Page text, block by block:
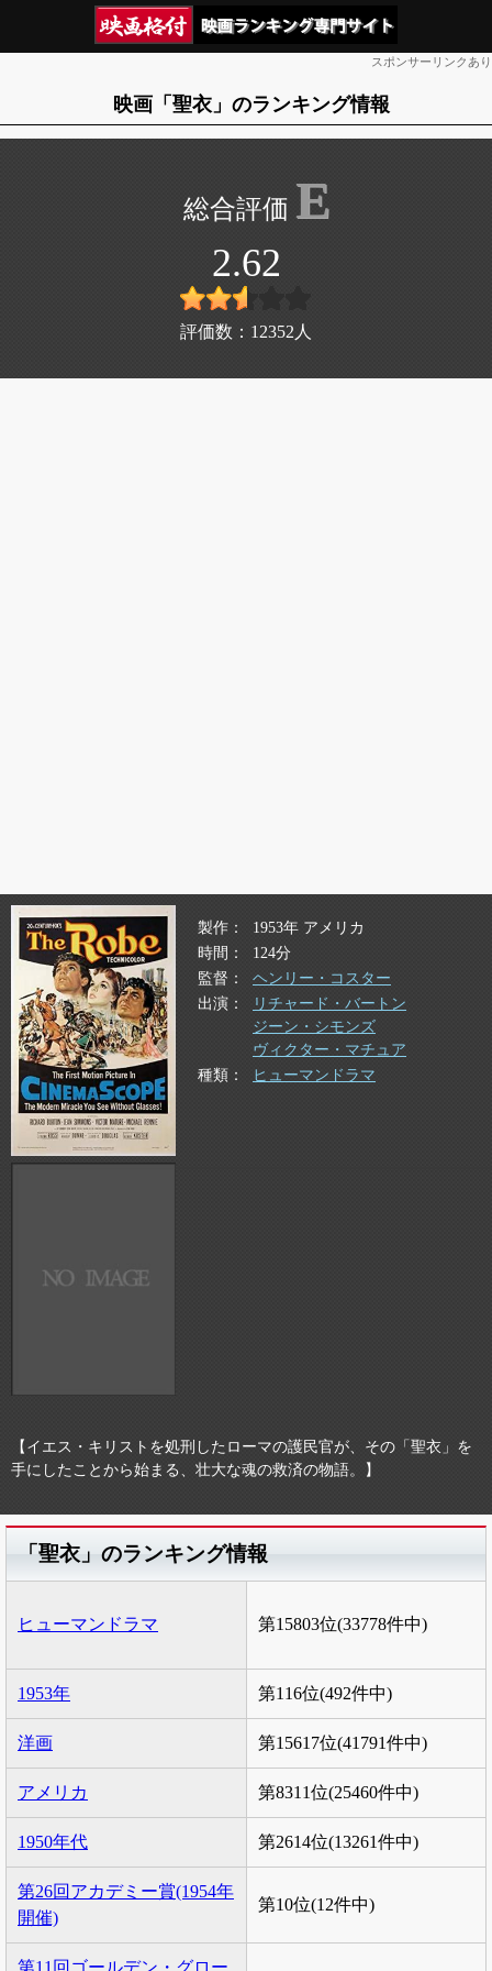
スポンサーリンクあり
映画「聖衣」のランキング情報
E
2.62
評価数： 12352 人
製作
1953年 アメリカ
時間
124分
監督
ヘンリー・コスター
出演
リチャード・バートン
ジーン・シモンズ
ヴィクター・マチュア
種類
ヒューマンドラマ
【イエス・キリストを処刑したローマの護民官が、その「聖衣」を
手にしたことから始まる、壮大な魂の救済の物語。】
「聖衣」のランキング情報
ヒューマンドラマ 第15803位(33778件中)
1953年 第116位(492件中)
洋画 第15617位(41791件中)
アメリカ 第8311位(25460件中)
1950年代 第2614位(13261件中)
第26回アカデミー賞(1954年
開催)
第10位(12件中)
第11回ゴールデン・グロー